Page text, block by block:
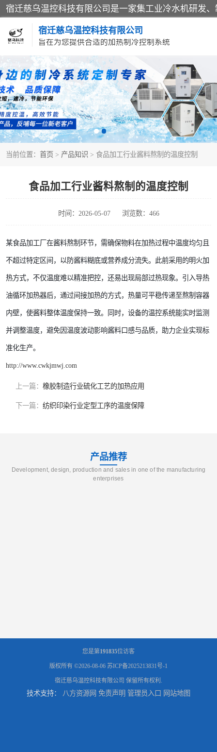
宿迁慈乌温控科技有限公司
旨在为您提供合适的加热制冷控制系统
当前位置： 首页 > 产品知识 > 食品加工行业酱料熬制的温度控制
食品加工行业酱料熬制的温度控制
时间：2026-05-07 浏览数：466
某食品加工厂在酱料熬制环节，需确保物料在加热过程中温度均匀且
不超过特定区间，以防酱料糊底或营养成分流失。此前采用的明火加
热方式，不仅温度难以精准把控，还易出现局部过热现象。引入导热
油循环加热器后，通过间接加热的方式，热量可平稳传递至熬制容器
内壁，使酱料整体温度保持一致。同时，设备的温控系统能实时监测
并调整温度，避免因温度波动影响酱料口感与品质，助力企业实现标
准化生产。
http://www.cwkjmwj.com
上一篇： 橡胶制造行业硫化工艺的加热应用
下一篇： 纺织印染行业定型工序的温度保障
产品推荐
Development, design, production and sales in one of the manufacturing
enterprises
您是第191835位访客
版权所有 ©2026-08-06 苏ICP备2025213831号-1
宿迁慈乌温控科技有限公司 保留所有权利.
技术支持： 八方资源网 免责声明 管理员入口 网站地图
冷水机
导热油加热器